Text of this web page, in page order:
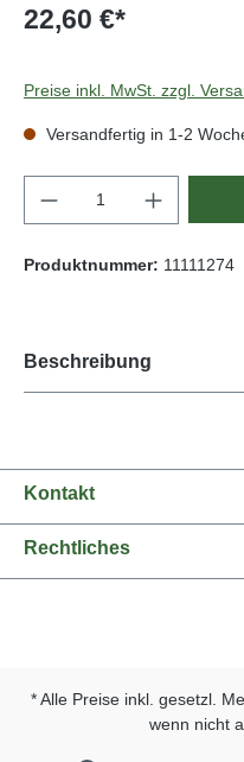
22,60 €*
Preise inkl. MwSt. zzgl.
Versandfertig in 1-2
Produkt Anzahl:
Produktnummer: 11111274
Beschreibung
Kontakt
Rechtliches
* Alle Preise inkl. gesetzl.
wenn nicht